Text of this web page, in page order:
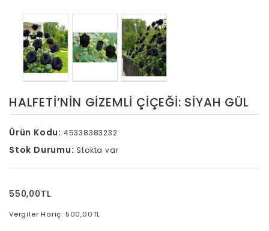
HALFETI’NIN GIZEMLI ÇIÇEĞI: SIYAH GÜL
Ürün Kodu: 45338383232
Stok Durumu: Stokta var
550,00TL
Vergiler Hariç: 500,00TL